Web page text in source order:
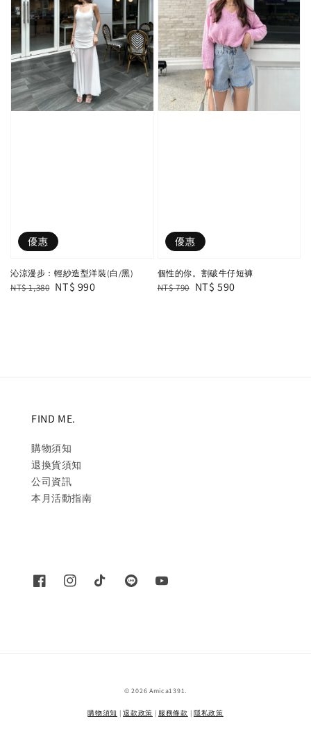
優惠
沁涼漫步：輕紗造型洋裝(白/黑)
Regular
NT$ 1,380 Sale
NT$ 990
優惠
個性的你。割破牛仔短褲
Regular
NT$ 790 Sale
NT$ 590
FIND ME.
購物須知
退換貨須知
公司資訊
本月活動指南
© 2026 Amica1391.
購物須知 |退款政策 | 服務條款 | 隱私政策